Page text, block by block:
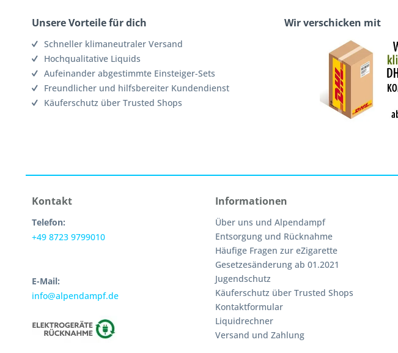
Unsere Vorteile für dich
Schneller klimaneutraler Versand
Hochqualitative Liquids
Aufeinander abgestimmte Einsteiger-Sets
Freundlicher und hilfsbereiter Kundendienst
Käuferschutz über Trusted Shops
Wir verschicken mit
Kontakt
Telefon:
+49 8723 9799010
E-Mail:
info@alpendampf.de
Informationen
Über uns und Alpendampf
Entsorgung und Rücknahme
Häufige Fragen zur eZigarette
Gesetzesänderung ab 01.2021
Jugendschutz
Käuferschutz über Trusted Shops
Kontaktformular
Liquidrechner
Versand und Zahlung